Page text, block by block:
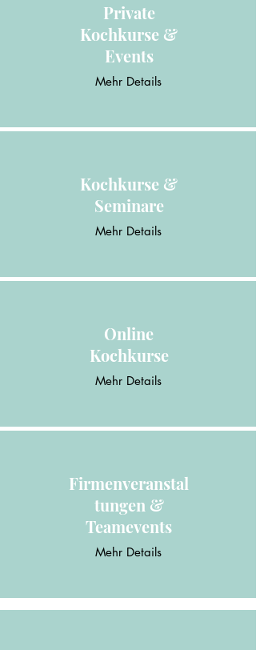
Private
Kochkurse &
Events
Mehr Details
Kochkurse &
Seminare
Mehr Details
Online
Kochkurse
Mehr Details
Firmenveranstal
tungen &
Teamevents
Mehr Details